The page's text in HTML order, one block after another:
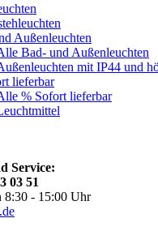
Außenleuchten
Bad- und Außenleuchten
mit IP44 und
lieferbar
% Sofort lieferbar
Service:
03 51
8:30 - 15:00 Uhr